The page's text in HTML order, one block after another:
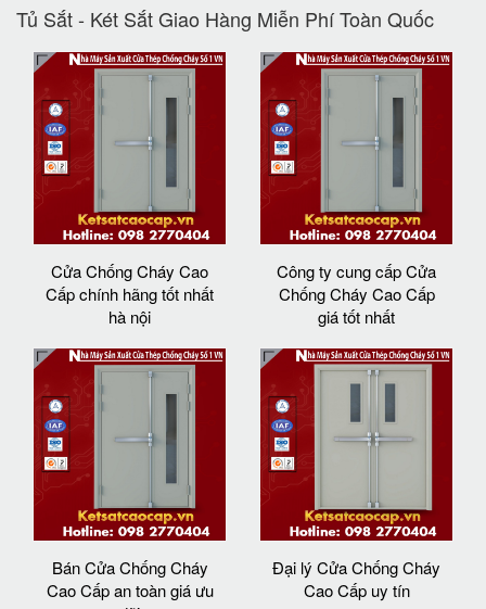
Tủ Sắt - Két Sắt Giao Hàng Miễn Phí Toàn Quốc
Cửa Chống Cháy Cao
Cấp chính hãng tốt nhất
hà nội
Công ty cung cấp Cửa
Chống Cháy Cao Cấp
giá tốt nhất
Bán Cửa Chống Cháy
Cao Cấp an toàn giá ưu
Đại lý Cửa Chống Cháy
Cao Cấp uy tín